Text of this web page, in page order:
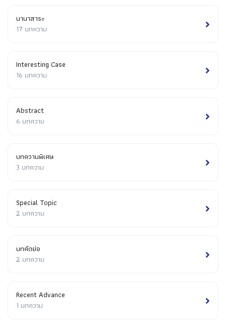
นานาสาระ
17 บทความ
Interesting Case
16 บทความ
Abstract
6 บทความ
บทความพิเศษ
3 บทความ
Special Topic
2 บทความ
บทคัดย่อ
2 บทความ
Recent Advance
1 บทความ